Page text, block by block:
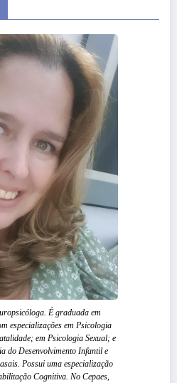
É graduada em
especializações em Psicologia
em Psicologia Sexual; e
do Desenvolvimento Infantil e
Possui uma especialização
Cognitiva. No Cepaes,